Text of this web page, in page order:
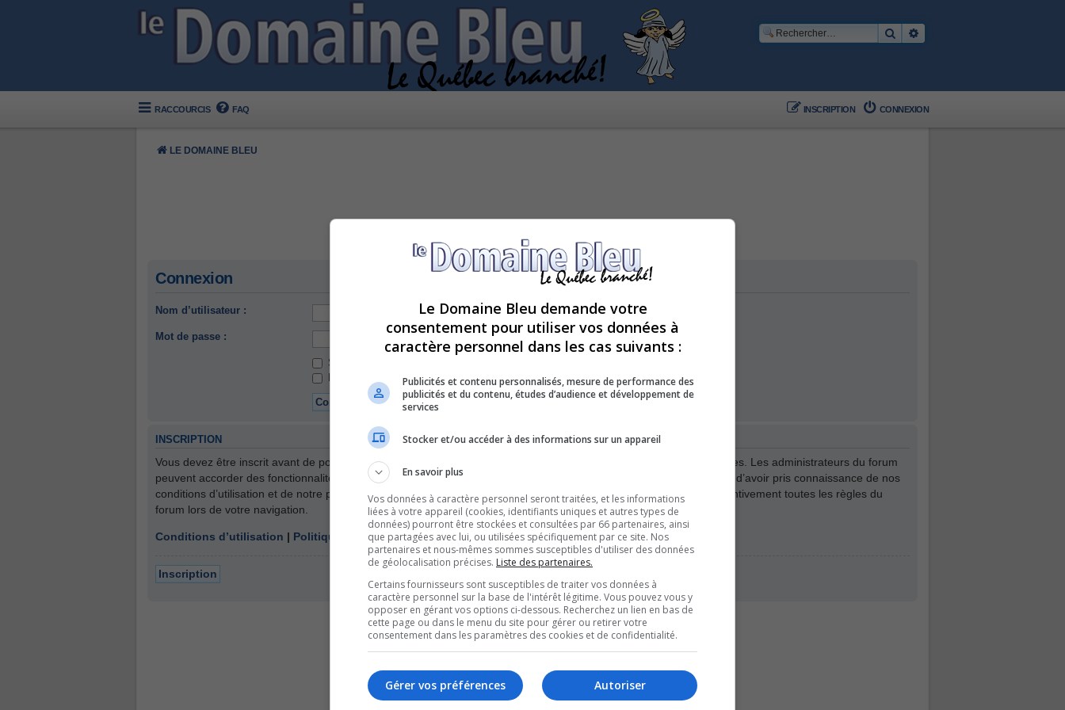
Rechercher
RACCOURCIS FAQ CONNEXION
INSCRIPTION
LE DOMAINE BLEU
Connexion
Nom d’utilisateur :
Mot de passe :
Se souvenir de moi
Masquer ma présence lors de cette session
INSCRIPTION
Vous devez être inscrit avant de pouvoir vous connecter. L’inscription est rapide et vous offre de nombreux avantages. Les administrateurs du forum
peuvent accorder des fonctionnalités supplémentaires aux utilisateurs inscrits. Avant de vous inscrire, assurez-vous d’avoir pris connaissance de nos
conditions d’utilisation et de notre politique de confidentialité. Veuillez également prendre le temps de consulter attentivement toutes les règles du
forum lors de votre navigation.
Conditions d’utilisation | Politique de confidentialité
Inscription
Le Domaine Bleu demande votre
consentement pour utiliser vos données à
caractère personnel dans les cas suivants :
Publicités et contenu personnalisés, mesure de performance des
publicités et du contenu, études d’audience et développement de
services
Stocker et/ou accéder à des informations sur un appareil
En savoir plus
Vos données à caractère personnel seront traitées, et les informations
liées à votre appareil (cookies, identifiants uniques et autres types de
données) pourront être stockées et consultées par 66 partenaires, ainsi
que partagées avec lui, ou utilisées spécifiquement par ce site. Nos
partenaires et nous-mêmes sommes susceptibles d'utiliser des données
de géolocalisation précises. Liste des partenaires.
Certains fournisseurs sont susceptibles de traiter vos données à
caractère personnel sur la base de l'intérêt légitime. Vous pouvez vous y
opposer en gérant vos options ci-dessous. Recherchez un lien en bas de
cette page ou dans le menu du site pour gérer ou retirer votre
consentement dans les paramètres des cookies et de confidentialité.
Autoriser
Gérer vos préférences